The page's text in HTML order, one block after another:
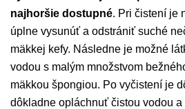
najhoršie dostupné. Pri čistení je
úplne vysunúť a odstrániť suché
mäkkej kefy. Následne je možné
vodou s malým množstvom
mäkkou špongiou. Po vyčistení je
dôkladne opláchnuť čistou vodou